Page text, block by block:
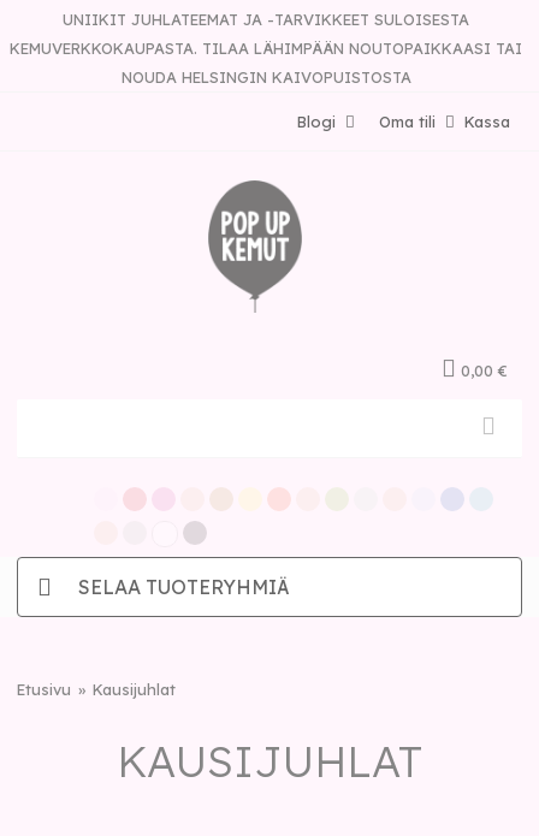
UNIIKIT JUHLATEEMAT JA -TARVIKKEET SULOISESTA
KEMUVERKKOKAUPASTA. TILAA LÄHIMPÄÄN NOUTOPAIKKAASI TAI
NOUDA HELSINGIN KAIVOPUISTOSTA
Kassa
Oma tili
Blogi
0,00 €
SELAA TUOTERYHMIÄ
Etusivu Kausijuhlat
KAUSIJUHLAT